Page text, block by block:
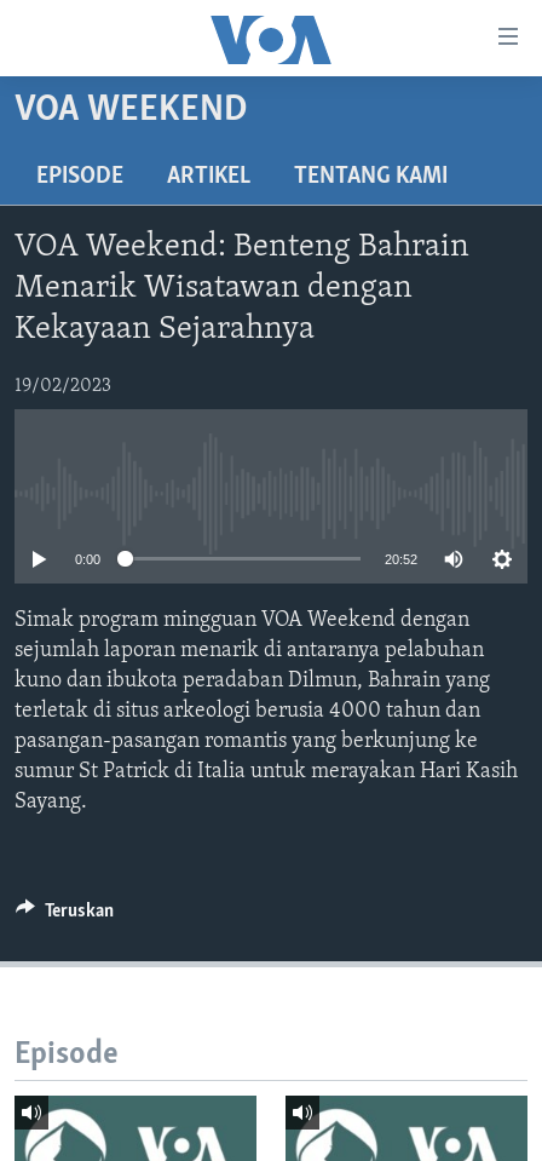
Akses
Utama
Lanjut
ke
Navigasi
Lanjut
ke
DUNIA
POLYGRAPH
DAFTAR PROGRAM
Bahasa-bahasa
VOA WEEKEND
EPISODE ARTIKEL TENTANG KAMI
VOA Weekend: Benteng Bahrain
Menarik Wisatawan dengan
Kekayaan Sejarahnya
19/02/2023
0:00 20:52
Simak program mingguan VOA Weekend dengan
sejumlah laporan menarik di antaranya pelabuhan
kuno dan ibukota peradaban Dilmun, Bahrain yang
terletak di situs arkeologi berusia 4000 tahun dan
pasangan-pasangan romantis yang berkunjung ke
sumur St Patrick di Italia untuk merayakan Hari Kasih
Sayang.
Teruskan
Episode